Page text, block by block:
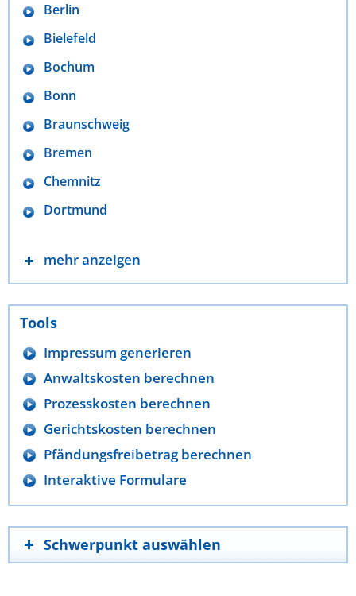
Berlin
Bielefeld
Bochum
Bonn
Braunschweig
Bremen
Chemnitz
Dortmund
mehr anzeigen
Tools
Impressum generieren
Anwaltskosten berechnen
Prozesskosten berechnen
Gerichtskosten berechnen
Pfändungsfreibetrag berechnen
Interaktive Formulare
Schwerpunkt auswählen